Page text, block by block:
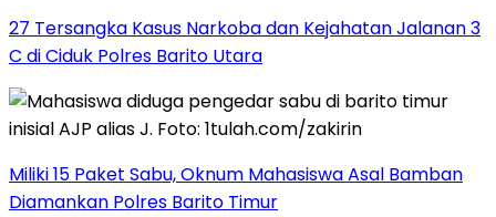
27 Tersangka Kasus Narkoba dan Kejahatan Jalanan 3
C di Ciduk Polres Barito Utara
Miliki 15 Paket Sabu, Oknum Mahasiswa Asal Bamban
Diamankan Polres Barito Timur